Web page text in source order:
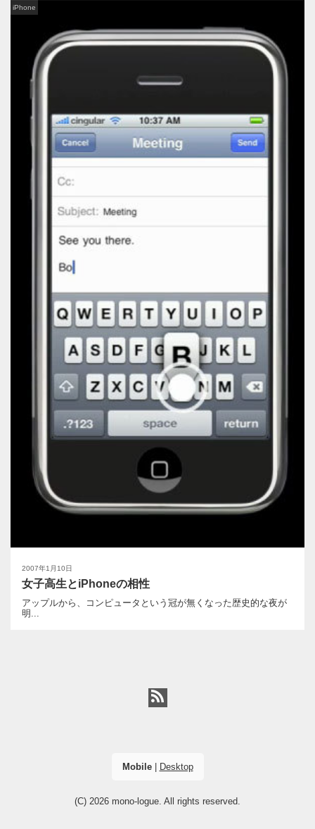
2007年1月10日
iPhone
女子高生とiPhoneの相性
アップルから、コンピュータという冠が無くなった歴史的な夜が
明...
Mobile| Desktop
(C) 2026 mono-logue. All rights reserved.